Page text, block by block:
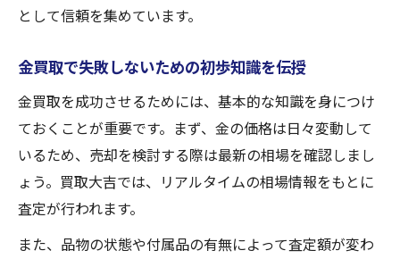
として信頼を集めています。
金買取で失敗しないための初歩知識を伝授
金買取を成功させるためには、基本的な知識を身につけ
ておくことが重要です。まず、金の価格は日々変動して
いるため、売却を検討する際は最新の相場を確認しまし
ょう。買取大吉では、リアルタイムの相場情報をもとに
査定が行われます。
また、品物の状態や付属品の有無によって査定額が変わ